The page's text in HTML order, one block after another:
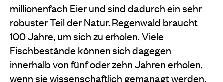
millionenfach Eier und sind dadurch ein sehr
robuster Teil der Natur. Regenwald braucht
100 Jahre, um sich zu erholen. Viele
Fischbestände können sich dagegen
innerhalb von fünf oder zehn Jahren erholen,
wenn sie wissenschaftlich gemanagt werden.